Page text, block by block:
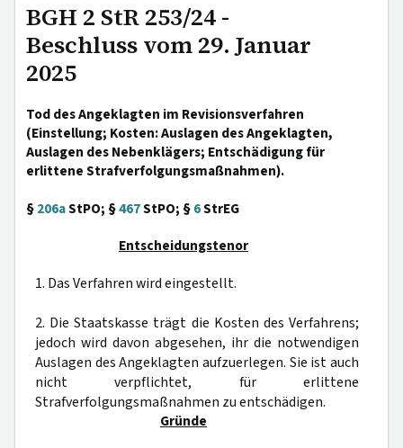
BGH 2 StR 253/24 -
Beschluss vom 29. Januar
2025
Tod des Angeklagten im Revisionsverfahren
(Einstellung; Kosten: Auslagen des Angeklagten,
Auslagen des Nebenklägers; Entschädigung für
erlittene Strafverfolgungsmaßnahmen).
§206aStPO; §467StPO; §6StrEG
Entscheidungstenor
1. Das Verfahren wird eingestellt.
2. Die Staatskasse trägt die Kosten des Verfahrens;
jedoch wird davon abgesehen, ihr die notwendigen
Auslagen des Angeklagten aufzuerlegen. Sie ist auch
nicht verpflichtet, für erlittene
Strafverfolgungsmaßnahmen zu entschädigen.
Gründe